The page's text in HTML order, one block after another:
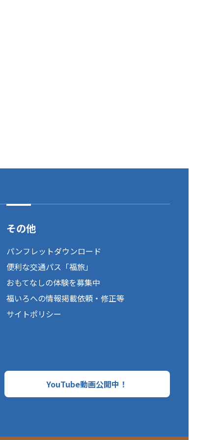
その他
パンフレットダウンロード
便利な交通パス「福旅」
おもてなしの体験を募集中
福いろへの情報掲載依頼・修正等
サイトポリシー
YouTube動画公開中！